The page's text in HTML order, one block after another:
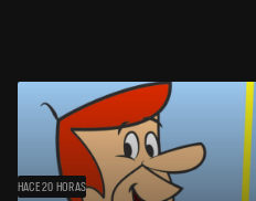
HACE 20 HORAS